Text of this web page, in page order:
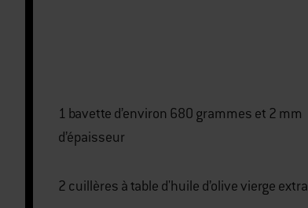
1 bavette d’environ 680 grammes et 2 mm
d’épaisseur
2 cuillères à table d'huile d’olive vierge extra